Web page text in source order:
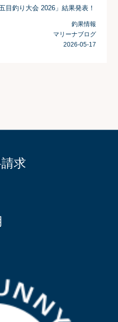
目釣り大会 2026」結果発表！
釣果情報
マリーナブログ
2026-05-17
求